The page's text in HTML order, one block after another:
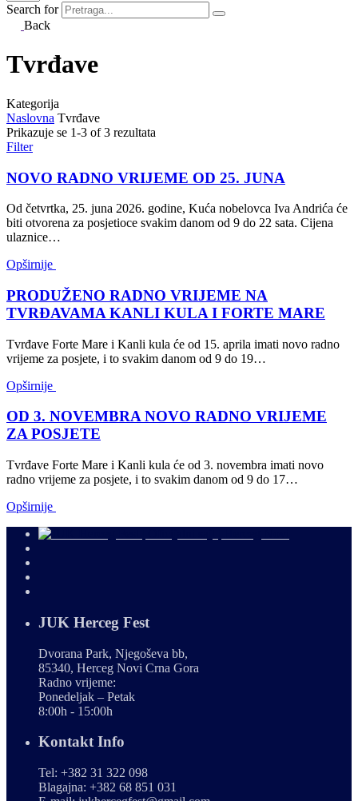
Search for
Back
Tvrđave
Kategorija
Naslovna Tvrđave
Prikazuje se 1-3 of 3 rezultata
Filter
NOVO RADNO VRIJEME OD 25. JUNA
Od četvrtka, 25. juna 2026. godine, Kuća nobelovca Iva Andrića će
biti otvorena za posjetioce svakim danom od 9 do 22 sata. Cijena
ulaznice…
Opširnije
PRODUŽENO RADNO VRIJEME NA
TVRĐAVAMA KANLI KULA I FORTE MARE
Tvrđave Forte Mare i Kanli kula će od 15. aprila imati novo radno
vrijeme za posjete, i to svakim danom od 9 do 19…
Opširnije
OD 3. NOVEMBRA NOVO RADNO VRIJEME
ZA POSJETE
Tvrđave Forte Mare i Kanli kula će od 3. novembra imati novo
radno vrijeme za posjete, i to svakim danom od 9 do 17…
Opširnije
JUK Herceg Fest
Dvorana Park, Njegoševa bb,
85340, Herceg Novi Crna Gora
Radno vrijeme:
Ponedeljak – Petak
8:00h - 15:00h
Kontakt Info
Tel: +382 31 322 098
Blagajna: +382 68 851 031